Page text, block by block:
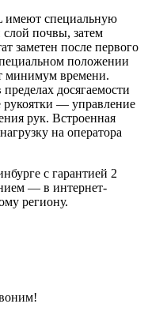
имеют специальную
почвы, затем
заметен после первого
положении
минимум времени.
досягаемости
— управление
рук. Встроенная
на оператора
с гарантией 2
— в интернет-
региону.